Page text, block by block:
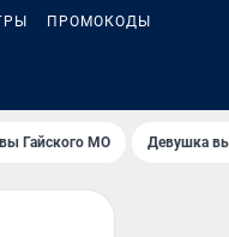
ПРОМОКОДЫ
Гайского МО Девушка